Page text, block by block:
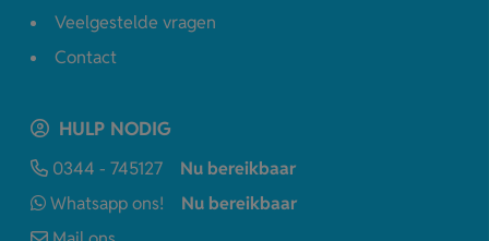
Veelgestelde vragen
Contact
HULP NODIG
0344 - 745127
Nu bereikbaar
Whatsapp ons!
Nu bereikbaar